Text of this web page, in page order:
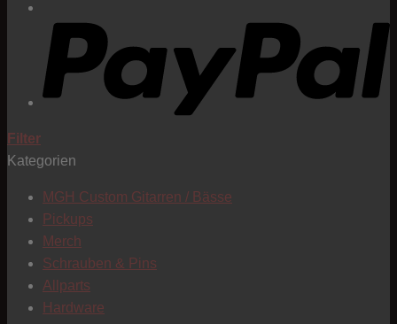
Filter
Kategorien
MGH Custom Gitarren / Bässe
Pickups
Merch
Schrauben & Pins
Allparts
Hardware